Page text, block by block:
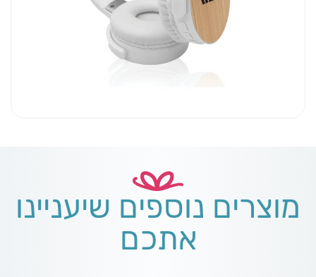
מוצרים נוספים שיעניינו
אתכם